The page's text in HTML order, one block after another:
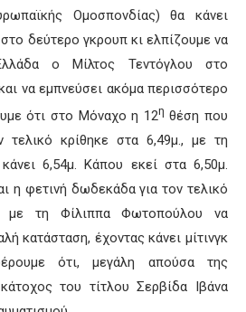
Ομοσπονδίας) θα κάνει
δεύτερο γκρουπ κι ελπίζουμε να
ο Μίλτος Τεντόγλου στο
να εμπνεύσει ακόμα περισσότερο
ότι στο Μόναχο η 12η θέση που
κρίθηκε στα 6,49μ., με τη
6,54μ. Κάπου εκεί στα 6,50μ.
η φετινή δωδεκάδα για τον τελικό
με τη Φίλιππα Φωτοπούλου να
κατάσταση, έχοντας κάνει μίτινγκ
ότι, μεγάλη απούσα της
του τίτλου Σερβίδα Ιβάνα